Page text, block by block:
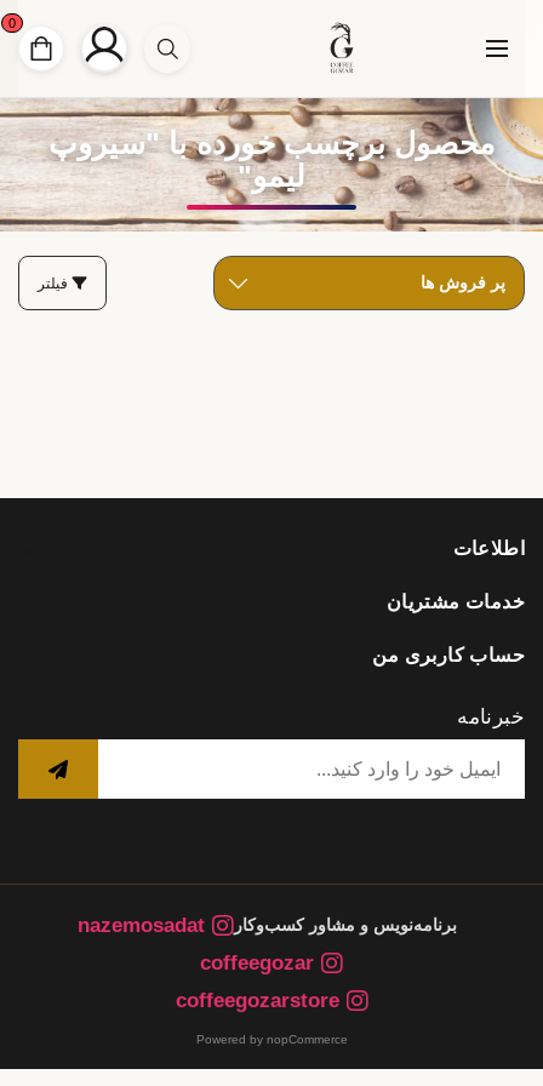
0
محصول برچسب خورده با "سیروپ
لیمو"
فیلتر
اطلاعات
خدمات مشتریان
حساب کاربری من
خبرنامه
برنامه‌نویس و مشاور کسب‌وکار
nazemosadat
coffeegozar
coffeegozarstore
Powered by nopCommerce